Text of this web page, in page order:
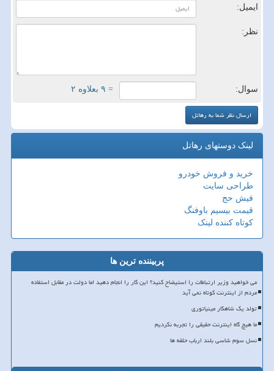
ایمیل:
نظر:
سوال: = ۹ بعلاوه ۲
لینک دوستهای رهاتل
خرید و فروش خودرو
طراحی سایت
فیش حج
قیمت بیسیم باوفنگ
کوتاه کننده لینک
پربیننده ترین ها
می خواهید وزیر ارتباطات را استیضاح کنید؟ این کار را انجام دهید اما دولت در مقابل استفاده
مردم از اینترنت کوتاه نمی آید
تولد یک شاهکار مینیاتوری
ما هیچ گاه اینترنت حقیقی را تجربه نکردیم
نسل سوم شاسی بلند ارباب حلقه ها